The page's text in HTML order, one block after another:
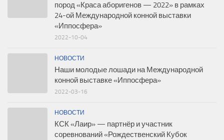
пород «Краса аборигенов — 2022» в рамках
24-ой Международной конной выставки
«Иппосфера»
2022-10-04
НОВОСТИ
Наши молодые лошади на Международной
конной выставке «Иппосфера»
2022-03-16
НОВОСТИ
КСК «Лаир» — партнёр и участник
соревнований «Рождественский Кубок